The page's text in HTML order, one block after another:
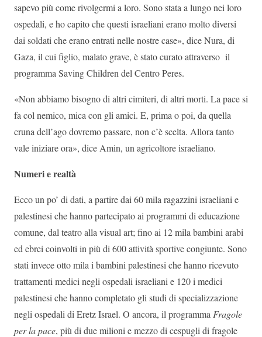
sapevo più come rivolgermi a loro. Sono stata a lungo nei loro
ospedali, e ho capito che questi israeliani erano molto diversi
dai soldati che erano entrati nelle nostre case», dice Nura, di
Gaza, il cui figlio, malato grave, è stato curato attraverso il
programma Saving Children del Centro Peres.
«Non abbiamo bisogno di altri cimiteri, di altri morti. La pace si
fa col nemico, mica con gli amici. E, prima o poi, da quella
cruna dell’ago dovremo passare, non c’è scelta. Allora tanto
vale iniziare ora», dice Amin, un agricoltore israeliano.
Numeri e realtà
Ecco un po’ di dati, a partire dai 60 mila ragazzini israeliani e
palestinesi che hanno partecipato ai programmi di educazione
comune, dal teatro alla visual art; fino ai 12 mila bambini arabi
ed ebrei coinvolti in più di 600 attività sportive congiunte. Sono
stati invece otto mila i bambini palestinesi che hanno ricevuto
trattamenti medici negli ospedali israeliani e 120 i medici
palestinesi che hanno completato gli studi di specializzazione
negli ospedali di Eretz Israel. O ancora, il programma Fragole
per la pace, più di due milioni e mezzo di cespugli di fragole